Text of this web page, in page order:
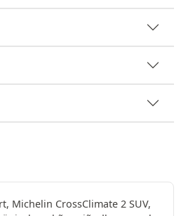
Michelin CrossClimate 2 SUV,